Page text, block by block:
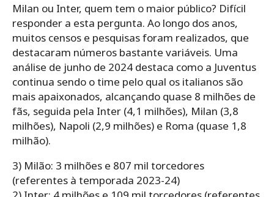
Milan ou Inter, quem tem o maior público? Difícil
responder a esta pergunta. Ao longo dos anos,
muitos censos e pesquisas foram realizados, que
destacaram números bastante variáveis. Uma
análise de junho de 2024 destaca como a Juventus
continua sendo o time pelo qual os italianos são
mais apaixonados, alcançando quase 8 milhões de
fãs, seguida pela Inter (4,1 milhões), Milan (3,8
milhões), Napoli (2,9 milhões) e Roma (quase 1,8
milhão).
3) Milão: 3 milhões e 807 mil torcedores
(referentes à temporada 2023-24)